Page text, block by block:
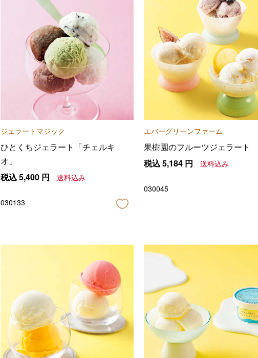
ジェラートマジック
ひとくちジェラート「チェルキ
オ」
税込5,400 円 送料込み
030133
エバーグリーンファーム
果樹園のフルーツジェラート
税込5,184 円 送料込み
030045